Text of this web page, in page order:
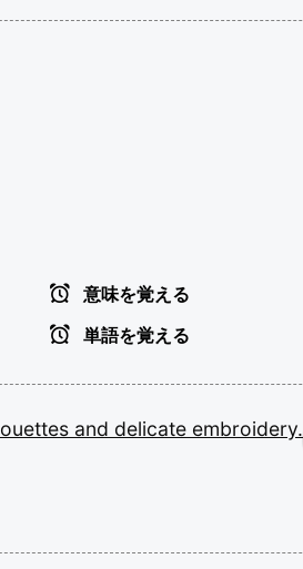
意味を覚える
単語を覚える
and delicate embroidery.